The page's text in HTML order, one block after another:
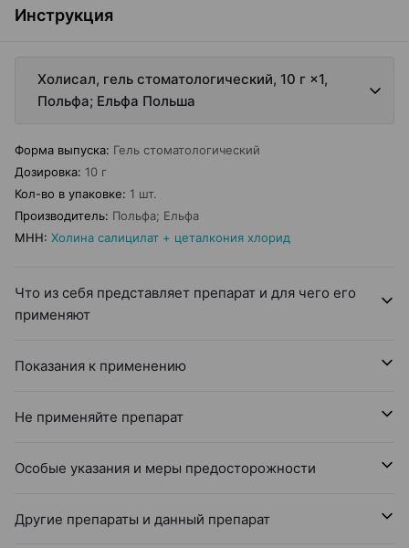
Инструкция
Холисал, гель стоматологический, 10 г ×1,
Польфа; Ельфа Польша
Форма выпуска: Гель стоматологический
Дозировка: 10 г
Кол-во в упаковке: 1 шт.
Производитель: Польфа; Ельфа
МНН: Холина салицилат + цеталкония хлорид
Что из себя представляет препарат и для чего его
применяют
Показания к применению
Не применяйте препарат
Особые указания и меры предосторожности
Другие препараты и данный препарат